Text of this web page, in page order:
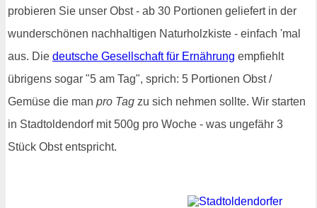
probieren Sie unser Obst - ab 30 Portionen geliefert in der
wunderschönen nachhaltigen Naturholzkiste - einfach 'mal
aus. Die deutsche Gesellschaft für Ernährung empfiehlt
übrigens sogar "5 am Tag", sprich: 5 Portionen Obst /
Gemüse die man pro Tag zu sich nehmen sollte. Wir starten
in Stadtoldendorf mit 500g pro Woche - was ungefähr 3
Stück Obst entspricht.